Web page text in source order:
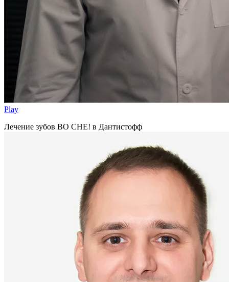
Play
Лечение зубов ВО СНЕ! в Дантистофф